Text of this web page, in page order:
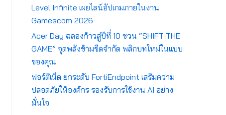
Level Infinite เผยไลน์อัปเกมภายในงาน
Gamescom 2026
Acer Day ฉลองก้าวสู่ปีที่ 10 ชวน “SHIFT THE
GAME” จุดพลังข้ามขีดจำกัด พลิกบทใหม่ในแบบ
ของคุณ
ฟอร์ติเน็ต ยกระดับ FortiEndpoint เสริมความ
ปลอดภัยให้องค์กร รองรับการใช้งาน AI อย่าง
มั่นใจ